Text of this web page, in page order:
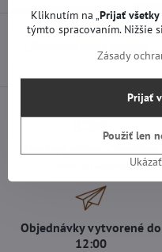
Objednávky vytvorené do
12:00
Kliknutím na „ Prijať všetky
týmto spracovaním. Nižšie
Zásady
Prijať
Použiť len